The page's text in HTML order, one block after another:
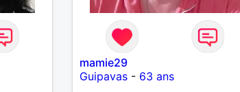
mamie29
Guipavas - 63 ans